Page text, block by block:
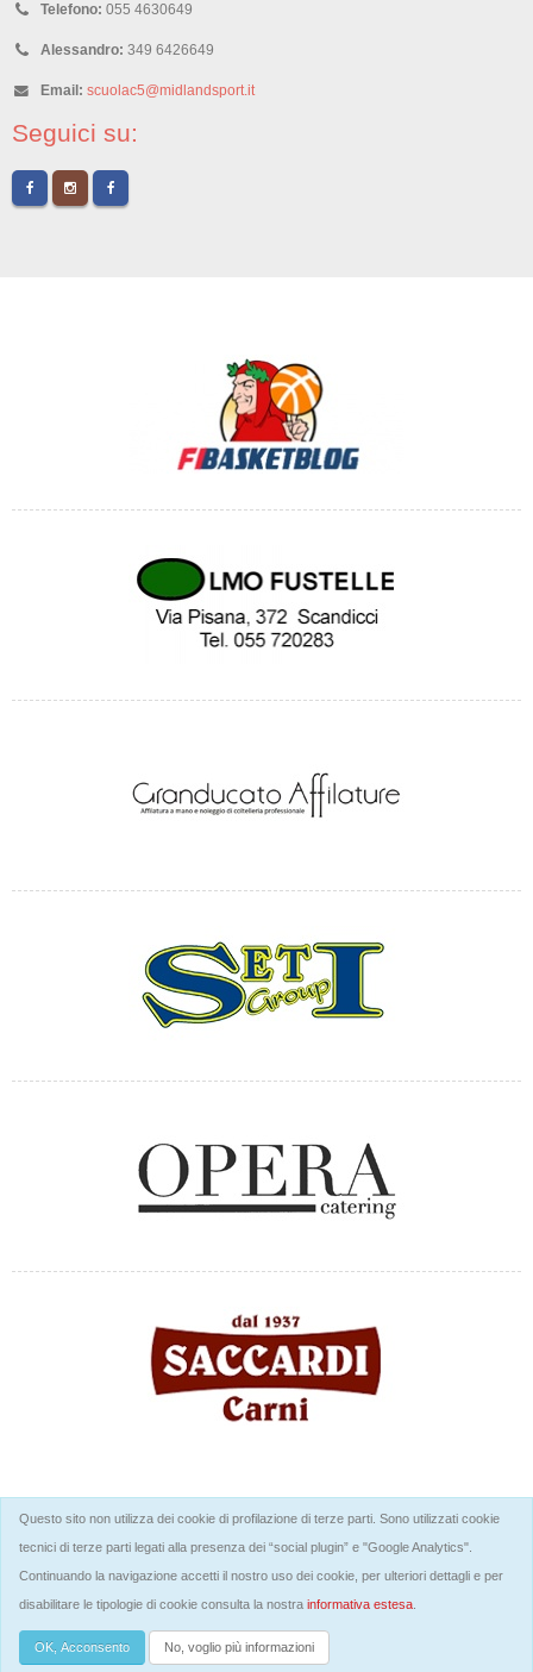
Telefono: 055 4630649
Alessandro: 349 6426649
Email: scuolac5@midlandsport.it
Seguici su:
Midland Global Sport SSDRL © 2026 - p.i. 04733710489
Informativa sull'uso dei cookie
Questo sito non utilizza dei cookie di profilazione di terze parti. Sono utilizzati cookie
tecnici di terze parti legati alla presenza dei “social plugin” e "Google Analytics".
Continuando la navigazione accetti il nostro uso dei cookie, per ulteriori dettagli e per
disabilitare le tipologie di cookie consulta la nostra informativa estesa
OK, Acconsento No, voglio più informazioni